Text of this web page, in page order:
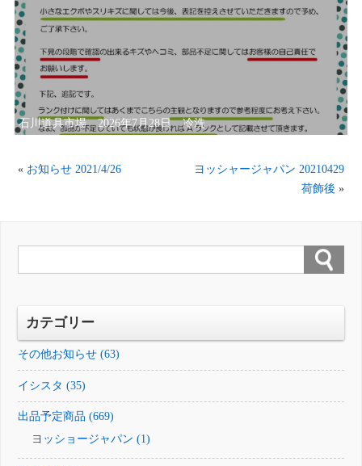
石川道具市場 2026年7月28日 冷洗
« お知らせ 2021/4/26
ヨッシャージャパン 20210429
荷飾後 »
カテゴリー
その他お知らせ (63)
イシスタ (35)
出品予定商品 (669)
ヨッショージャパン (1)